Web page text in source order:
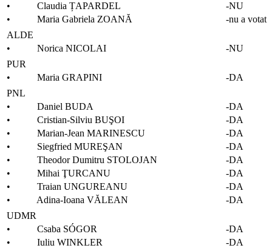
• Claudia ȚAPARDEL
-NU
• Maria Gabriela ZOANĂ
-nu a votat
ALDE
• Norica NICOLAI
-NU
PUR
• Maria GRAPINI
-DA
PNL
• Daniel BUDA
-DA
• Cristian-Silviu BUŞOI
-DA
• Marian-Jean MARINESCU
-DA
• Siegfried MUREŞAN
-DA
• Theodor Dumitru STOLOJAN
-DA
• Mihai ŢURCANU
-DA
• Traian UNGUREANU
-DA
• Adina-Ioana VĂLEAN
-DA
UDMR
• Csaba SÓGOR
-DA
• Iuliu WINKLER
-DA